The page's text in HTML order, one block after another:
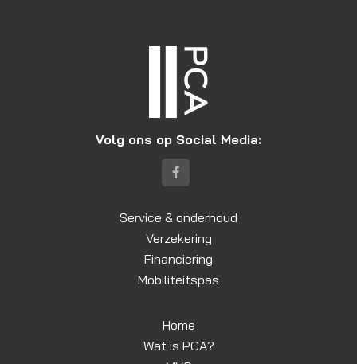
Volg ons op Social Media:
Service & onderhoud
Verzekering
Financiering
Mobiliteitspas
Home
Wat is PCA?